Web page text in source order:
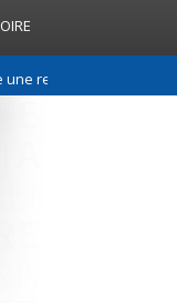
de confiance entre